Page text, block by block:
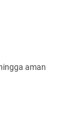
aman